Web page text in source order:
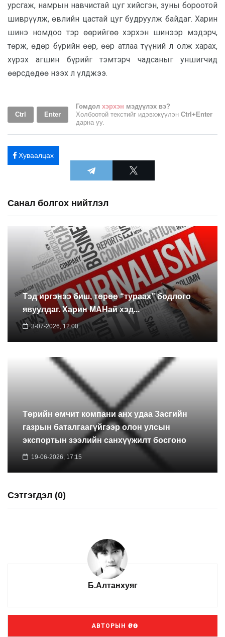
урсгаж, намрын навчистай цуг хийсгэн, зуны бороотой
шиврүүлж, өвлийн цастай цуг будруулж байдаг. Харин
шинэ номдоо тэр өөрийгөө хэрхэн шинээр мэдэрч,
төрж, өдөр бүрийн өөр, өөр атлаа түүний л олж харах,
хүрэх агшин бүрийг тэмтэрч чадсаныг уншигчид
өөрсдөдөө нээх л үлджээ.
Ctrl Enter
Гомдол хэрхэн мэдүүлэх вэ?
Холбоотой текстийг идэвхжүүлэн Ctrl+Enter
дарна уу.
Хуваалцах
Санал болгох нийтлэл
Тэд иргэнээ биш, төрөө “тураах” бодлого
явуулдаг. Харин МАНай хэд...
3-07-2026, 12:00
Төрийн өмчит компани анх удаа Засгийн
газрын баталгаагүйгээр олон улсын
экспортын зээлийн санхүүжилт босгоно
19-06-2026, 17:15
Сэтгэгдэл (0)
Б.Алтанхуяг
АВТОРЫН ӨРӨӨ